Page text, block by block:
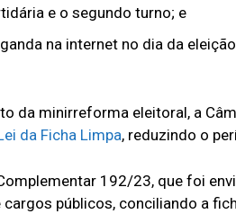
e o segundo turno; e
na internet no dia da
da minirreforma eleitoral, a
da Ficha Limpa, reduzindo o
192/23, que foi
públicos, conciliando a